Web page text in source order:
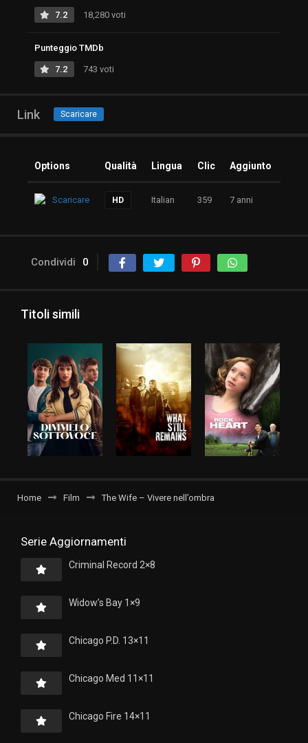
7.2 18,280 voti
Punteggio TMDb
7.2 743 voti
Link Scaricare
Options Qualità Lingua Clic Aggiunto
Scaricare HD Italian 359 7 anni
Condividi 0
Titoli simili
Home Film The Wife – Vivere nell’ombra
Serie Aggiornamenti
Criminal Record 2×8
Widow’s Bay 1×9
Chicago P.D. 13×11
Chicago Med 11×11
Chicago Fire 14×11